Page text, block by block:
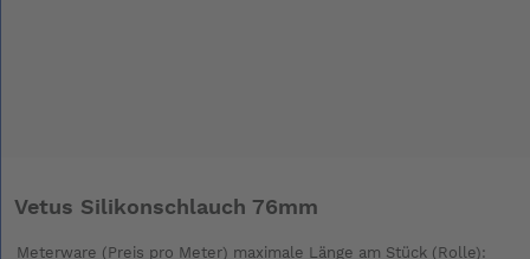
Vetus Silikonschlauch 76mm
Meterware (Preis pro Meter) maximale Länge am Stück (Rolle):